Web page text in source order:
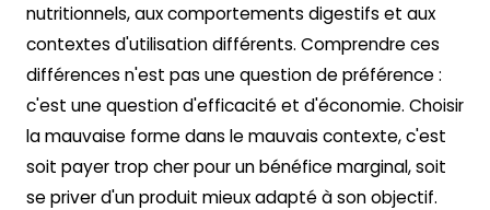
nutritionnels, aux comportements digestifs et aux
contextes d'utilisation différents. Comprendre ces
différences n'est pas une question de préférence :
c'est une question d'efficacité et d'économie. Choisir
la mauvaise forme dans le mauvais contexte, c'est
soit payer trop cher pour un bénéfice marginal, soit
se priver d'un produit mieux adapté à son objectif.